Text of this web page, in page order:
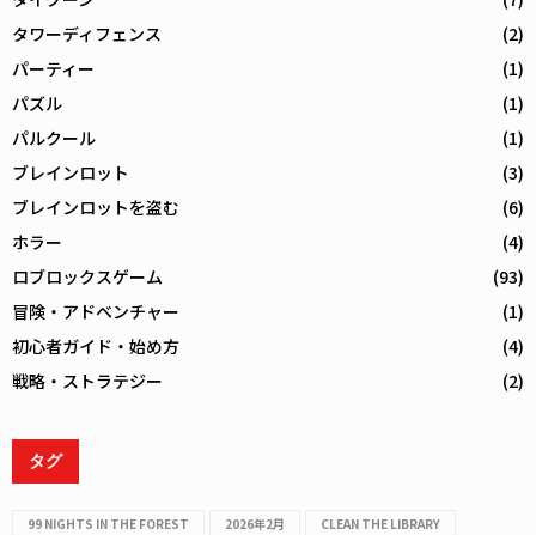
タワーディフェンス
(2)
パーティー
(1)
パズル
(1)
パルクール
(1)
ブレインロット
(3)
ブレインロットを盗む
(6)
ホラー
(4)
ロブロックスゲーム
(93)
冒険・アドベンチャー
(1)
初心者ガイド・始め方
(4)
戦略・ストラテジー
(2)
タグ
99 NIGHTS IN THE FOREST 2026年2月 CLEAN THE LIBRARY